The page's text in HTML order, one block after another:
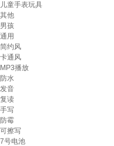
儿童手表玩具
其他
男孩
通用
简约风
卡通风
MP3播放
防水
发音
复读
手写
防霉
可擦写
7号电池